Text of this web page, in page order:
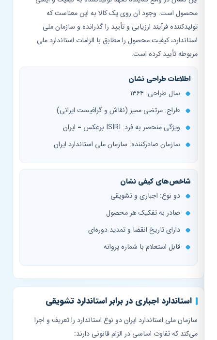
محصول است. وجود آن روی یک کالا به این معناست که
تولیدکننده فرآیند ارزیابی و تأیید را گذرانده و سازمان ملی
استاندارد، کیفیت محصول را مطابق با الزامات استاندارد ملی
مربوطه تأیید کرده است.
اطلاعات طراحی نشان
سال طراحی: ۱۳۶۴
طراح: مرتضی ممیز (نقاش و گرافیست ایرانی)
ویژگی منحصر به فرد: ISIRI برعکس = ایران
سازمان صادرکننده: سازمان ملی استاندارد ایران
شاخص‌های کیفی نشان
دو نوع: اجباری و تشویقی
صادر به تفکیک هر محصول
دارای تاریخ انقضا و تمدید دوره‌ای
قابل استعلام با شماره پروانه
استاندارد اجباری در برابر استاندارد تشویقی
سازمان ملی استاندارد ایران دو نوع استاندارد را تعریف و اجرا
می‌کند که تفاوت اساسی در الزام قانونی دارند: